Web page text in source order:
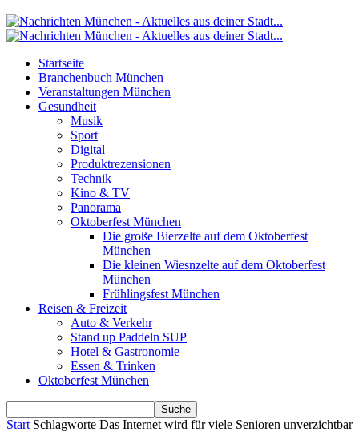
Startseite
Branchenbuch München
Veranstaltungen München
Gesundheit
Musik
Sport
Digital
Produktrezensionen
Technik
Kino & TV
Panorama
Oktoberfest München
Die große Bierzelte auf dem Oktoberfest
München
Die kleinen Wiesnzelte auf dem Oktoberfest
München
Frühlingsfest München
Reisen & Freizeit
Auto & Verkehr
Stand up Paddeln SUP
Hotel & Gastronomie
Essen & Trinken
Oktoberfest München
Start Schlagworte Das Internet wird für viele Senioren unverzichtbar